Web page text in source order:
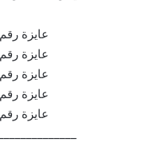
عايزة
عايزة
عايزة
عايزة
عايزة